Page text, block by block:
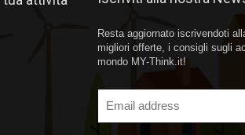
Resta aggiornato iscrivendoti
migliori offerte, i consigli sugli
mondo MY-Think.it!